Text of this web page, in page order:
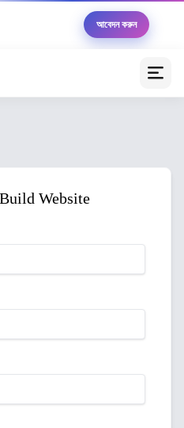
আবেদন করুন
Website